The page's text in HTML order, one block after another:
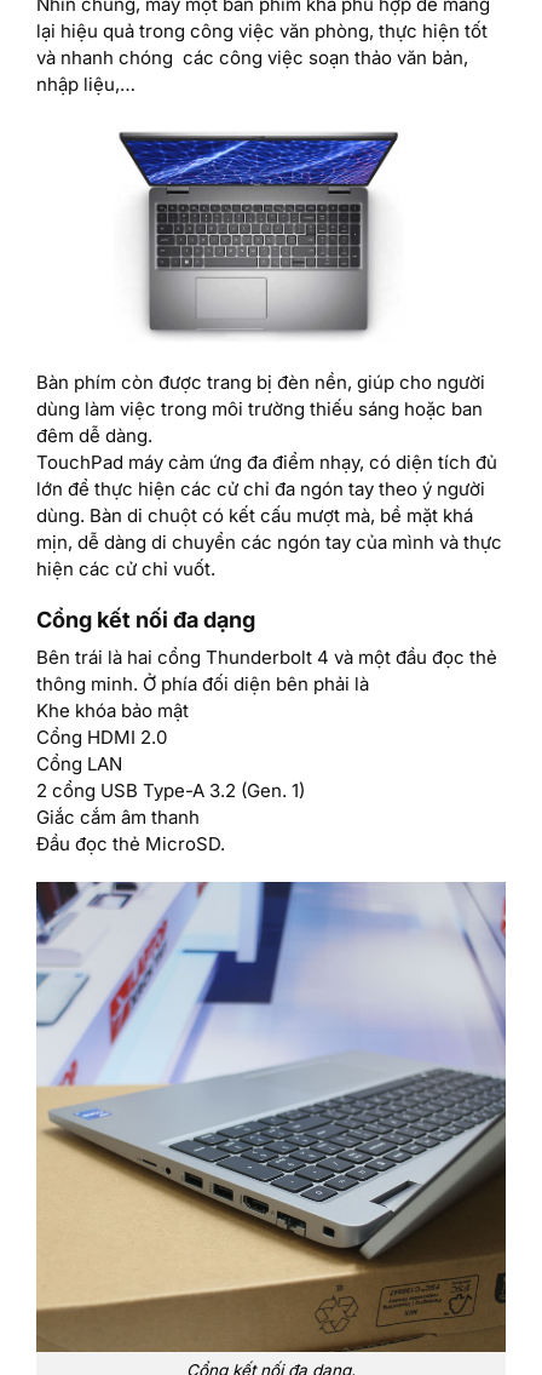
Nhìn chung, máy một bàn phím khá phù hợp để mang
lại hiệu quả trong công việc văn phòng, thực hiện tốt
và nhanh chóng các công việc soạn thảo văn bản,
nhập liệu,…
Bàn phím còn được trang bị đèn nền, giúp cho người
dùng làm việc trong môi trường thiếu sáng hoặc ban
đêm dễ dàng.
TouchPad máy cảm ứng đa điểm nhạy, có diện tích đủ
lớn để thực hiện các cử chỉ đa ngón tay theo ý người
dùng. Bàn di chuột có kết cấu mượt mà, bề mặt khá
mịn, dễ dàng di chuyển các ngón tay của mình và thực
hiện các cử chỉ vuốt.
Cổng kết nối đa dạng
Bên trái là hai cổng Thunderbolt 4 và một đầu đọc thẻ
thông minh. Ở phía đối diện bên phải là
Khe khóa bảo mật
Cổng HDMI 2.0
Cổng LAN
2 cổng USB Type-A 3.2 (Gen. 1)
Giắc cắm âm thanh
Đầu đọc thẻ MicroSD.
Cổng kết nối đa dạng.